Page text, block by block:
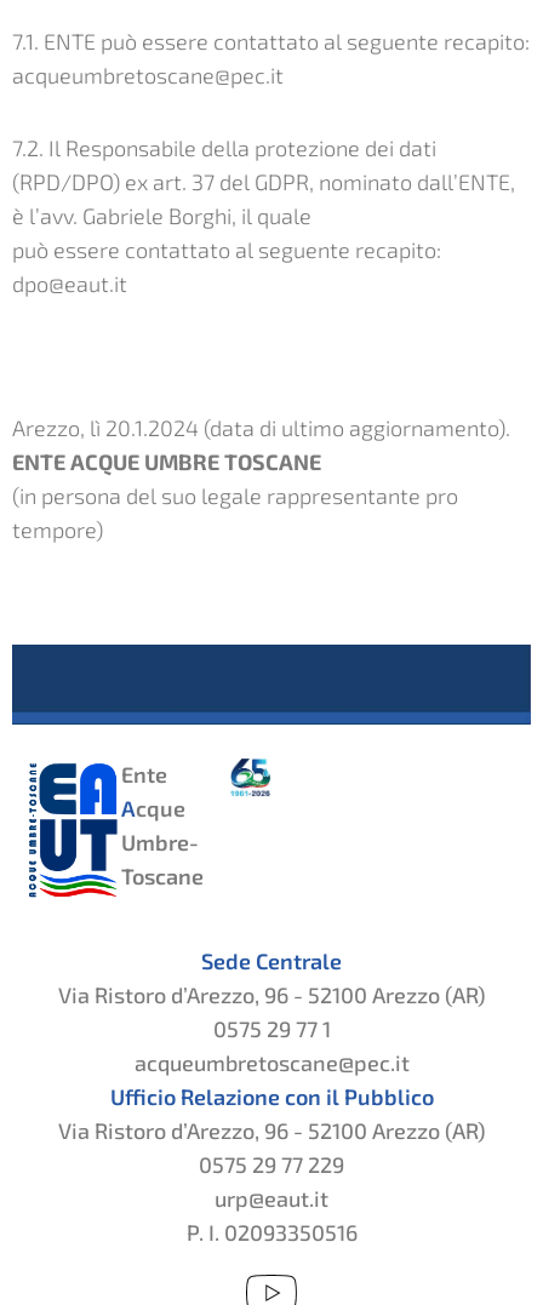
7.1. ENTE può essere contattato al seguente recapito:
acqueumbretoscane@pec.it
7.2. Il Responsabile della protezione dei dati
(RPD/DPO) ex art. 37 del GDPR, nominato dall’ENTE,
è l’avv. Gabriele Borghi, il quale
può essere contattato al seguente recapito:
dpo@eaut.it
Arezzo, lì 20.1.2024 (data di ultimo aggiornamento).
ENTE ACQUE UMBRE TOSCANE
(in persona del suo legale rappresentante pro
tempore)
Ente
Acque
Umbre-
Toscane
Sede Centrale
Via Ristoro d’Arezzo, 96 - 52100 Arezzo (AR)
0575 29 77 1
acqueumbretoscane@pec.it
Ufficio Relazione con il Pubblico
Via Ristoro d’Arezzo, 96 - 52100 Arezzo (AR)
0575 29 77 229
urp@eaut.it
P. I. 02093350516